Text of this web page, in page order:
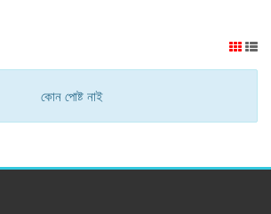
কোন পোষ্ট নাই